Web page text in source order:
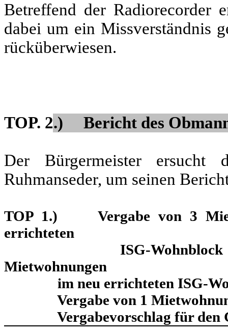
Betreffend der Radiorecorder
dabei um ein Missverständnis
rücküberwiesen.
TOP. 2.) Bericht des
Der Bürgermeister ersucht
Ruhmanseder, um seinen
TOP 1.) Vergabe von 3
errichteten
ISG-Wohnblock in
Mietwohnungen
im neu errichteten ISG-
Vergabe von 1 Mietwohnung
Vergabevorschlag für den